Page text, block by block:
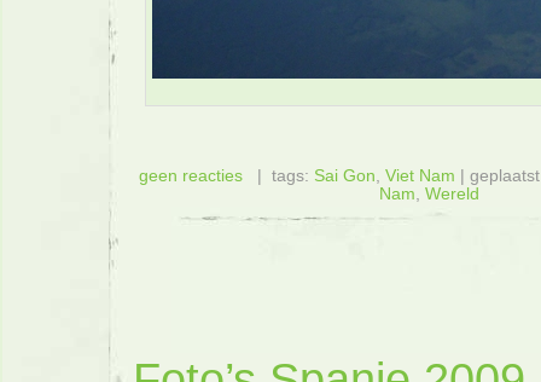
geen reacties| tags: Sai Gon Viet Nam |
Nam Wereld